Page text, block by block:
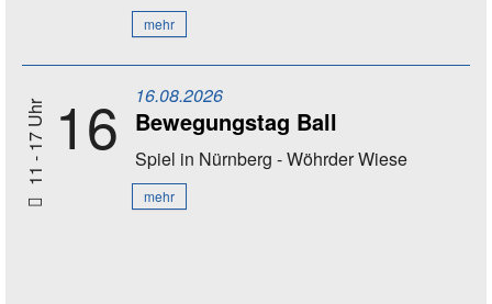
mehr
11 - 17 Uhr 16 16.08.2026
Bewegungstag Ball
Spiel in Nürnberg - Wöhrder Wiese
mehr